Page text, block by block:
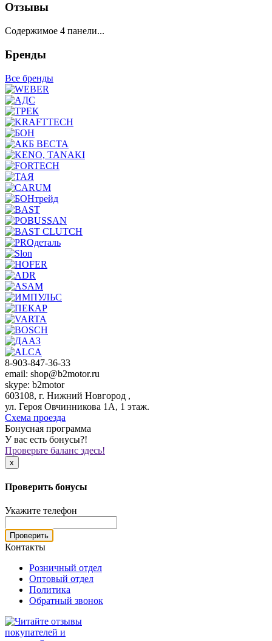
Отзывы
Содержимое 4 панели...
Бренды
Все бренды
8-903-847-36-33
email: shop@b2motor.ru
skype: b2motor
603108, г. Нижний Новгород ,
ул. Героя Овчинникова 1А, 1 этаж.
Схема проезда
Бонусная программа
У вас есть бонусы?!
Проверьте баланс здесь!
x
Проверить бонусы
Укажите телефон
Проверить
Контакты
Розничный отдел
Оптовый отдел
Политика
Обратный звонок